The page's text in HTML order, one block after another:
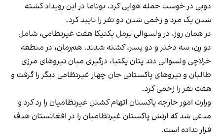
دوبی در خوست حمله هوایی کرد. یوناما در این رویداد کشته
شدن یک مرد و زخمی شدن دو نفر را تایید کرد.
در همان روز، در ولسوالی برمل پکتیکا هفت غیرنظامی، شامل
دو زن، سه دختر و دو پسر، کشته شدند. هم‌زمان، در منطقه
خرلاچی ولسوالی دند پتان پکتیا، درگیری میان نیروهای مرزی
طالبان و نیروهای پاکستانی جان چهار غیرنظامی دیگر را گرفت و
هفت نفر را زخمی کرد.
وزارت امور خارجه پاکستان اتهام کشتن غیرنظامیان را رد کرد و
مدعی شد که ارتش پاکستان غیرنظامیان را در افغانستان هدف
قرار نداده است.